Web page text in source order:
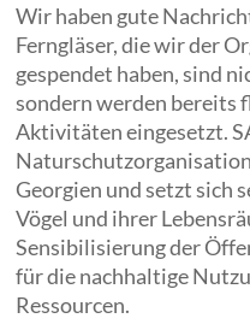
Wir haben gute
Ferngläser, die wir der
gespendet haben, sind
sondern werden bereits
Aktivitäten eingesetzt.
Georgien und setzt sich
Vögel und ihrer
Sensibilisierung der
für die nachhaltige
Ressourcen.